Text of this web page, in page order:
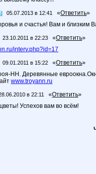
05.07.2013 в 12:41 «Ответить»
и счастья! Вам и близким
23.10.2011 в 22:23 «Ответить»
interv.php?id=17
09.01.2011 в 15:22 «Ответить»
НН. Деревянные
www.troyann.ru
в 22:11 «Ответить»
Успехов вам во всём!